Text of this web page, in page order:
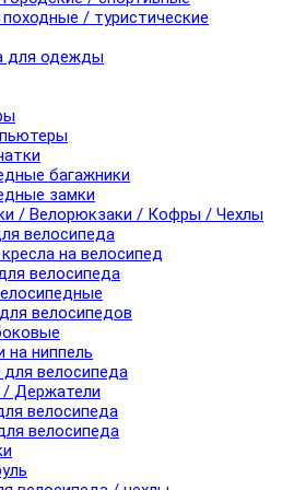
/ туристические
для одежды
багажники
замки
/ Велорюкзаки / Кофры / Чехлы
велосипеда
на велосипед
велосипеда
велосипедов
на ниппель
велосипеда
Держатели
велосипеда
велосипеда